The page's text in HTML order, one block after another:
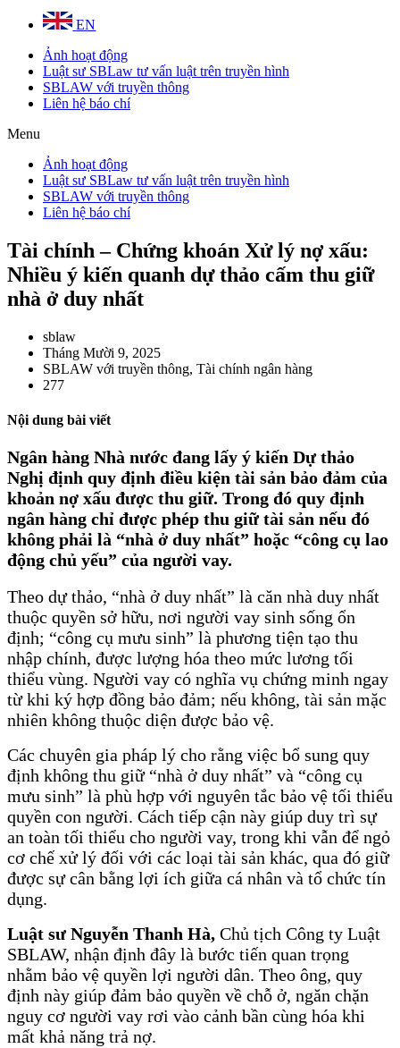
EN
Ảnh hoạt động
Luật sư SBLaw tư vấn luật trên truyền hình
SBLAW với truyền thông
Liên hệ báo chí
Menu
Ảnh hoạt động
Luật sư SBLaw tư vấn luật trên truyền hình
SBLAW với truyền thông
Liên hệ báo chí
Tài chính – Chứng khoán Xử lý nợ xấu:
Nhiều ý kiến quanh dự thảo cấm thu giữ
nhà ở duy nhất
sblaw
Tháng Mười 9, 2025
SBLAW với truyền thông, Tài chính ngân hàng
277
Nội dung bài viết
Ngân hàng Nhà nước đang lấy ý kiến Dự thảo
Nghị định quy định điều kiện tài sản bảo đảm của
khoản nợ xấu được thu giữ. Trong đó quy định
ngân hàng chỉ được phép thu giữ tài sản nếu đó
không phải là “nhà ở duy nhất” hoặc “công cụ lao
động chủ yếu” của người vay.
Theo dự thảo, “nhà ở duy nhất” là căn nhà duy nhất
thuộc quyền sở hữu, nơi người vay sinh sống ổn
định; “công cụ mưu sinh” là phương tiện tạo thu
nhập chính, được lượng hóa theo mức lương tối
thiểu vùng. Người vay có nghĩa vụ chứng minh ngay
từ khi ký hợp đồng bảo đảm; nếu không, tài sản mặc
nhiên không thuộc diện được bảo vệ.
Các chuyên gia pháp lý cho rằng việc bổ sung quy
định không thu giữ “nhà ở duy nhất” và “công cụ
mưu sinh” là phù hợp với nguyên tắc bảo vệ tối thiểu
quyền con người. Cách tiếp cận này giúp duy trì sự
an toàn tối thiểu cho người vay, trong khi vẫn để ngỏ
cơ chế xử lý đối với các loại tài sản khác, qua đó giữ
được sự cân bằng lợi ích giữa cá nhân và tổ chức tín
dụng.
Luật sư Nguyễn Thanh Hà, Chủ tịch Công ty Luật
SBLAW, nhận định đây là bước tiến quan trọng
nhằm bảo vệ quyền lợi người dân. Theo ông, quy
định này giúp đảm bảo quyền về chỗ ở, ngăn chặn
nguy cơ người vay rơi vào cảnh bần cùng hóa khi
mất khả năng trả nợ.